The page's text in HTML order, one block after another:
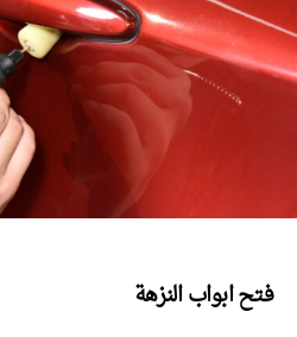
فتح ابواب النزهة